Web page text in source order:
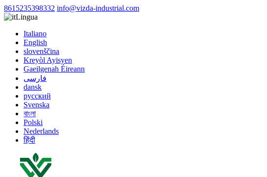
8615235398332 info@vizda-industrial.com
Lingua
Italiano
English
slovenščina
Kreyòl Ayisyen
Gaeilgenah Éireann
فارسی
dansk
русский
Svenska
বাংলা
Polski
Nederlands
हिंदी